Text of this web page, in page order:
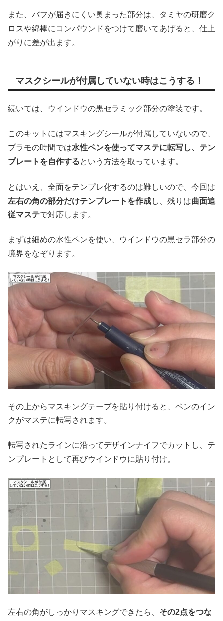
また、バフが届きにくい奥まった部分は、タミヤの研磨ク
ロスや綿棒にコンパウンドをつけて磨いてあげると、仕上
がりに差が出ます。
マスクシールが付属していない時はこうする！
続いては、ウインドウの黒セラミック部分の塗装です。
このキットにはマスキングシールが付属していないので、
プラモの時間では水性ペンを使ってマステに転写し、テン
プレートを自作するという方法を取っています。
とはいえ、全面をテンプレ化するのは難しいので、今回は
左右の角の部分だけテンプレートを作成し、残りは曲面追
従マステで対応します。
まずは細めの水性ペンを使い、ウインドウの黒セラ部分の
境界をなぞります。
その上からマスキングテープを貼り付けると、ペンのイン
クがマステに転写されます。
転写されたラインに沿ってデザインナイフでカットし、テ
ンプレートとして再びウインドウに貼り付け。
左右の角がしっかりマスキングできたら、 その2点をつな